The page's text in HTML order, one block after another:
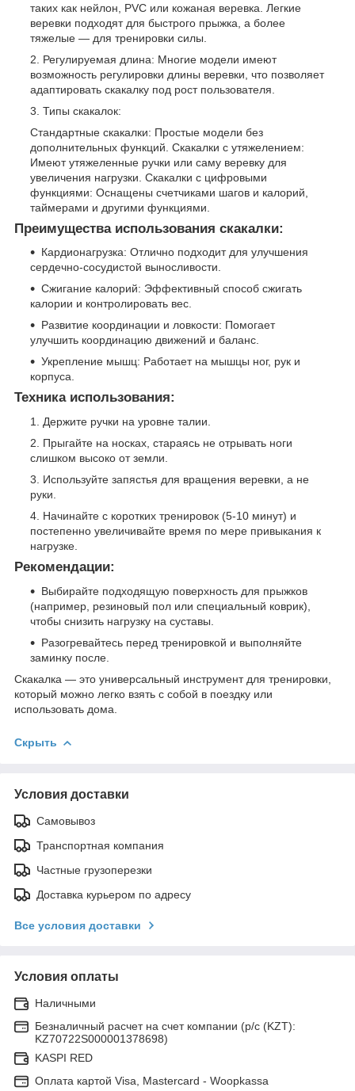
таких как нейлон, PVC или кожаная веревка. Легкие
веревки подходят для быстрого прыжка, а более
тяжелые — для тренировки силы.
Регулируемая длина: Многие модели имеют
возможность регулировки длины веревки, что позволяет
адаптировать скакалку под рост пользователя.
Типы скакалок:
Стандартные скакалки: Простые модели без
дополнительных функций. Скакалки с утяжелением:
Имеют утяжеленные ручки или саму веревку для
увеличения нагрузки. Скакалки с цифровыми
функциями: Оснащены счетчиками шагов и калорий,
таймерами и другими функциями.
Преимущества использования скакалки:
Кардионагрузка: Отлично подходит для улучшения
сердечно-сосудистой выносливости.
Сжигание калорий: Эффективный способ сжигать
калории и контролировать вес.
Развитие координации и ловкости: Помогает
улучшить координацию движений и баланс.
Укрепление мышц: Работает на мышцы ног, рук и
корпуса.
Техника использования:
Держите ручки на уровне талии.
Прыгайте на носках, стараясь не отрывать ноги
слишком высоко от земли.
Используйте запястья для вращения веревки, а не
руки.
Начинайте с коротких тренировок (5-10 минут) и
постепенно увеличивайте время по мере привыкания к
нагрузке.
Рекомендации:
Выбирайте подходящую поверхность для прыжков
(например, резиновый пол или специальный коврик),
чтобы снизить нагрузку на суставы.
Разогревайтесь перед тренировкой и выполняйте
заминку после.
Скакалка — это универсальный инструмент для тренировки,
который можно легко взять с собой в поездку или
использовать дома.
Скрыть
Условия доставки
Самовывоз
Транспортная компания
Частные грузоперезки
Доставка курьером по адресу
Все условия доставки
Условия оплаты
Наличными
Безналичный расчет на счет компании (р/с (KZT):
KZ70722S000001378698)
KASPI RED
Оплата картой Visa, Mastercard - Woopkassa